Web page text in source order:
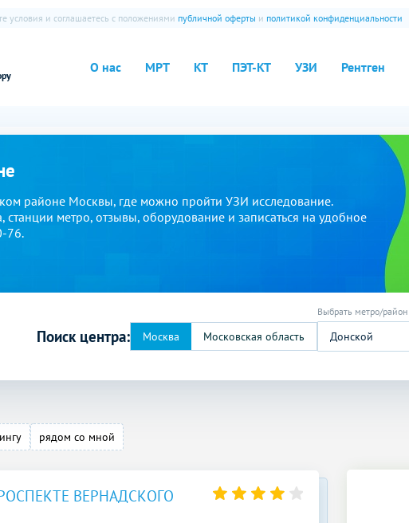
О нас МРТ КТ ПЭТ-КТ УЗИ Рентген
условия и соглашаетесь с положениями публичной оферты и политикой конфиденциальности
районе Москвы, где можно пройти УЗИ исследование.
метро, отзывы, оборудование и записаться на удобное
76.
Поиск центра: Донской
рядом со мной
ВЕРНАДСКОГО